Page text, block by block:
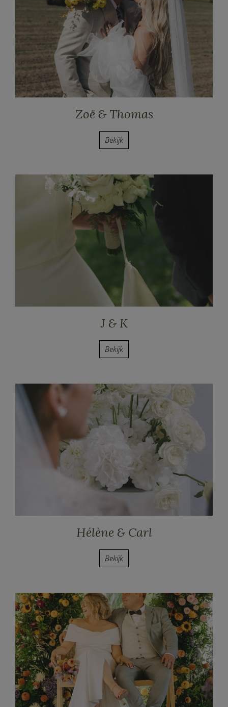
Zoë & Thomas
Bekijk
J & K
Bekijk
Hélène & Carl
Bekijk